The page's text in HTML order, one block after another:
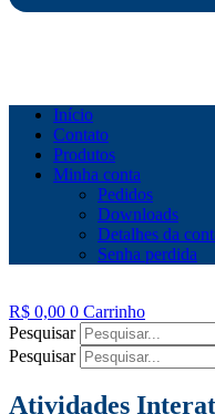
Início
Contato
Produtos
Minha conta
Pedidos
Downloads
Detalhes da
Senha perdida
R$ 0,00 0 Carrinho
Pesquisar
Pesquisar
Atividades